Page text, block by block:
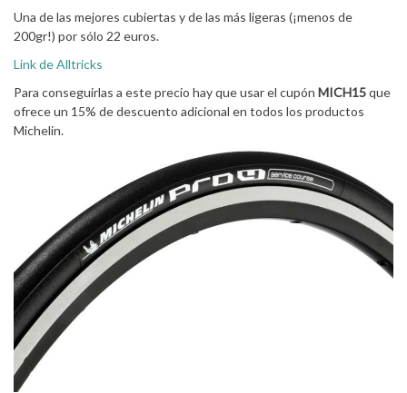
Una de las mejores cubiertas y de las más ligeras (¡menos de
200gr!) por sólo 22 euros.
Link de Alltricks
Para conseguirlas a este precio hay que usar el cupón MICH15que
ofrece un 15% de descuento adicional en todos los productos
Michelin.